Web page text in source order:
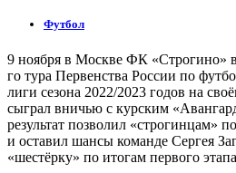
Футбол
9 ноября в Москве ФК «Строгино»
го тура Первенства России по
лиги сезона 2022/2023 годов на
сыграл вничью с курским
результат позволил «строгинцам»
и оставил шансы команде Сергея
«шестёрку» по итогам первого